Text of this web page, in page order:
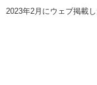
2023年2月にウェブ掲載